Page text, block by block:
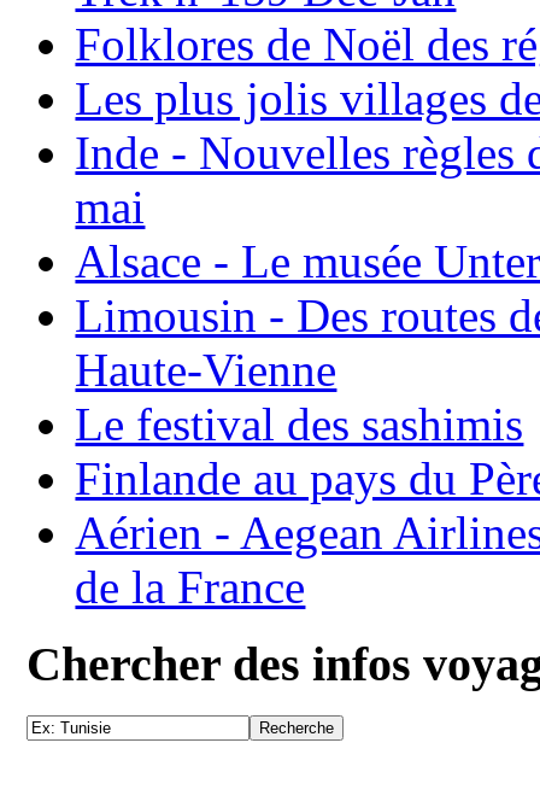
Folklores de Noël des
Les plus jolis villages
Inde - Nouvelles règles
mai
Alsace - Le musée
Limousin - Des routes
Haute-Vienne
Le festival des sashimis
Finlande au pays du
Aérien - Aegean
de la France
Chercher des infos